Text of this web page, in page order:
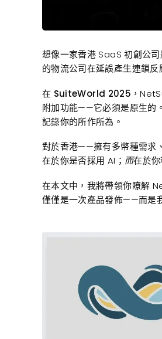
想像一家香港 SaaS 初創公司
的物流公司在延誤產生連鎖反
在 SuiteWorld 2025 ，
附加功能——它必須是原生的 。
記錄你的所作所為。
對於香港——擁有多幣種需求
在於你是否採用 AI； 而在於
在本文中，我將帶領你瞭解
僅僅是一次產品發佈——而是